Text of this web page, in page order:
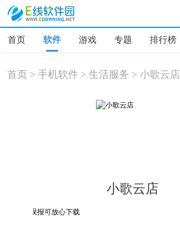
首页 软件 游戏 专题 排行榜
首页 >手机软件 >生活服务 >小歌云店
小歌云店
均为误报可放心下载